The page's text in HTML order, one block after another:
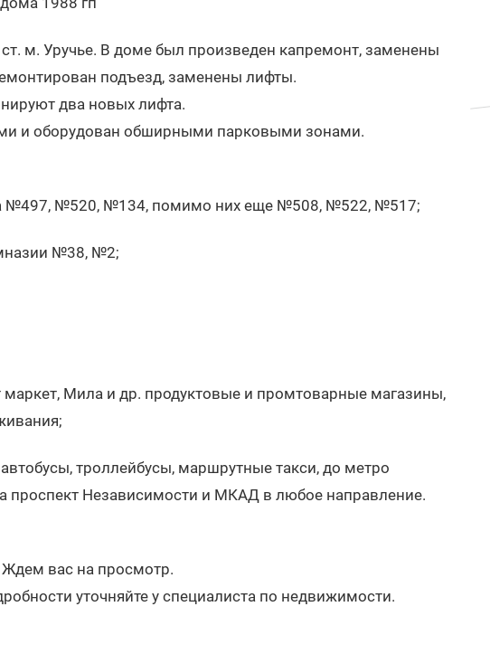
м. Уручье. В доме был произведен капремонт, заменены
подъезд, заменены лифты.
два новых лифта.
и оборудован обширными парковыми зонами.
№497, №520, №134, помимо них еще №508, №522, №517;
№38, №2;
Мила и др. продуктовые и промтоварные магазины,
троллейбусы, маршрутные такси, до метро
проспект Независимости и МКАД в любое направление.
Ждем вас на просмотр.
уточняйте у специалиста по недвижимости.